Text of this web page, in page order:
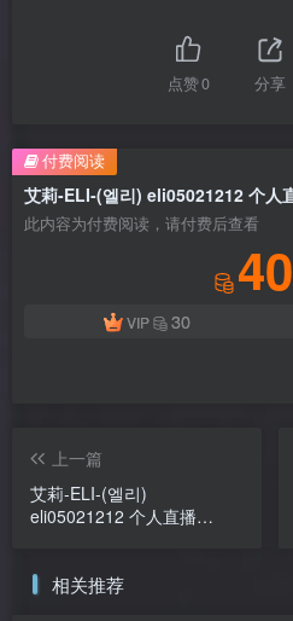
点赞0 分享
此内容为付费阅读，请付费后查看
40
VIP
30
付费阅读
上一篇
艾莉-ELI-(엘리)
eli05021212 个人直播
相关推荐